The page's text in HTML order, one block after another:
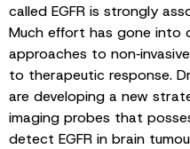
called EGFR is strongly
Much effort has gone into
approaches to
to therapeutic response.
are developing a new
imaging probes that
detect EGFR in brain